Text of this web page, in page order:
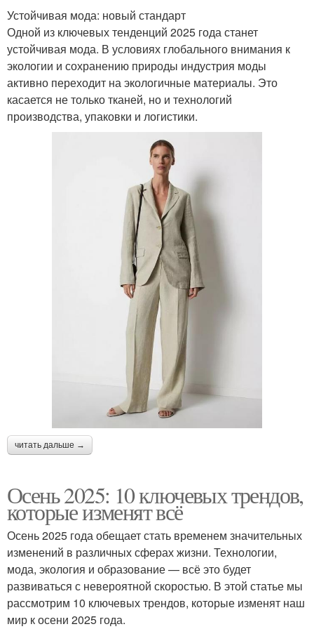
Устойчивая мода: новый стандарт
Одной из ключевых тенденций 2025 года станет
устойчивая мода. В условиях глобального внимания к
экологии и сохранению природы индустрия моды
активно переходит на экологичные материалы. Это
касается не только тканей, но и технологий
производства, упаковки и логистики.
читать дальше →
Осень 2025: 10 ключевых трендов,
которые изменят всё
Осень 2025 года обещает стать временем значительных
изменений в различных сферах жизни. Технологии,
мода, экология и образование — всё это будет
развиваться с невероятной скоростью. В этой статье мы
рассмотрим 10 ключевых трендов, которые изменят наш
мир к осени 2025 года.